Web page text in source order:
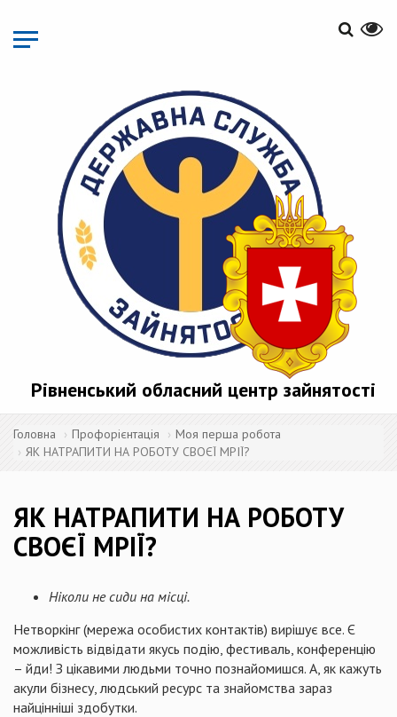
основного
матеріалу
Рівненський обласний центр зайнятості
Головна Профорієнтація
Моя перша робота
ЯК НАТРАПИТИ НА РОБОТУ СВОЄЇ МРІЇ?
ЯК НАТРАПИТИ НА РОБОТУ
СВОЄЇ МРІЇ?
Ніколи не сиди на місці.
Нетворкінг (мережа особистих контактів) вирішує все. Є
можливість відвідати якусь подію, фестиваль, конференцію
– йди! З цікавими людьми точно познайомишся. А, як кажуть
акули бізнесу, людський ресурс та знайомства зараз
найцінніші здобутки.